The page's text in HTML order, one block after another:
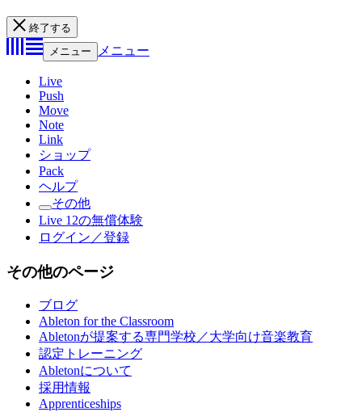
終了する
メニュー
メニュー
Live
Push
Move
Note
Link
ショップ
Pack
ヘルプ
その他
Live 12の無償体験
ログイン／登録
その他のページ
ブログ
Ableton for the Classroom
Abletonが提案する専門学校／大学向け音楽教育
認定トレーニング
Abletonについて
採用情報
Apprenticeships